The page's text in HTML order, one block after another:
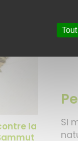
la
Ce
Si